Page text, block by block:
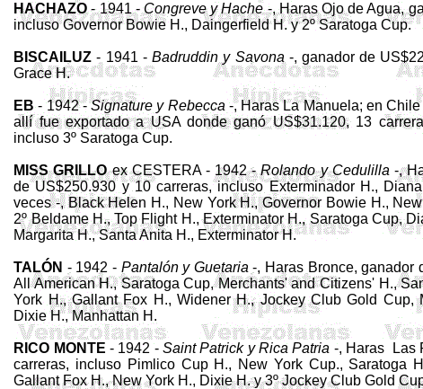
HACHAZO- 1941 -Congreve y Hache-, Haras Ojo de Agua,
inclusoGovernorBowie H., DaingerfieldH. y 2ºSaratoga Cup.
BISCAILUZ - 1941 -Badruddin y Savona -, ganador de
Grace H.
EB- 1942 -Signature y Rebecca -, Haras La Manuela; en
allí fue exportado a USA donde ganó US$31.120, 13
incluso 3º Saratoga Cup.
MISS GRILLOex CESTERA - 1942 -Rolando y Cedulilla -,
de US$250.930 y 10 carreras, incluso Exterminador H.,
veces -, Black Helen H., NewYork H.,GovernorBowie H., New
2ºBeldameH.,Top FlightH.,ExterminatorH., Sarato­ga Cup,
Margarita H., Santa Anita H., ExterminatorH.
TALÓN - 1942 - Pantalón y Guetaria -, Haras Bronce, ganador
AllAmerican H.,Sara­togaCup,Merchants'and Citizens' H.,
York H.,GallantFox H., WidenerH., Jockey Club Gold Cup,
DixieH., Manhattan H.
RICO MONTE - 1942 - Saint Patrick y Rica Patria -, Haras
Las
carreras, incluso Pimlico CupH., New York Cup., Sara­toga
GallantFox H.,NewYork H., DixieH. y 3º Jockey Club Gold